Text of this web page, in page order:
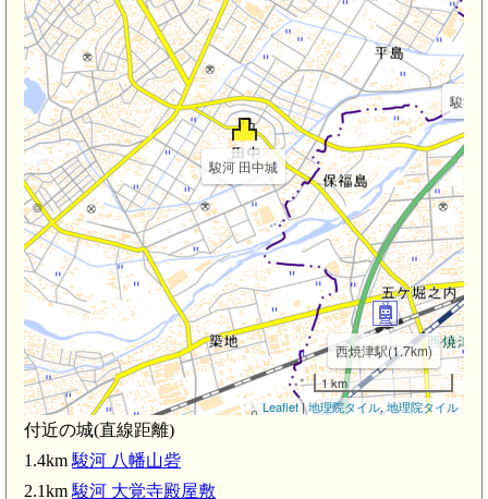
西焼津駅(1.7km)
駿河 田中城
駿河
1 km
Leaflet|地理院タイル,地理院タイル
付近の城(直線距離)
1.4km駿河 八幡山砦
2.1km駿河 大覚寺殿屋敷